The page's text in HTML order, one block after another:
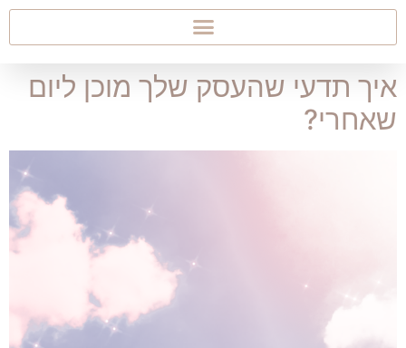
איך תדעי שהעסק שלך מוכן ליום
שאחרי?